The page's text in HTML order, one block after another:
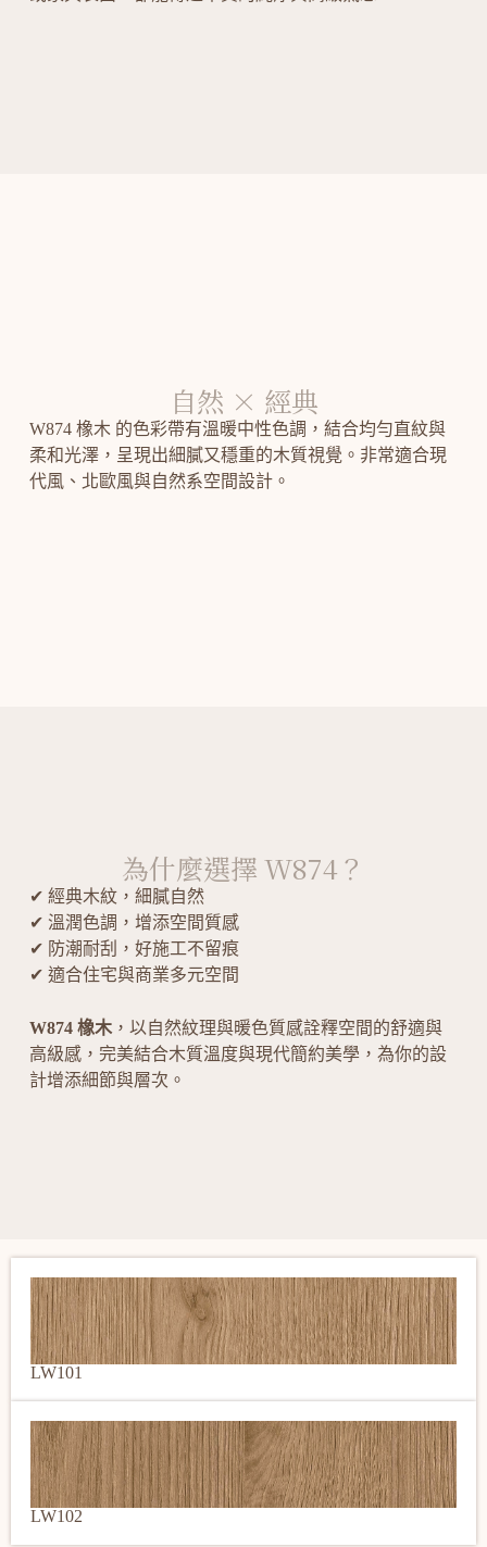
自然 × 經典
W874 橡木 的色彩帶有溫暖中性色調，結合均勻直紋與
柔和光澤，呈現出細膩又穩重的木質視覺。非常適合現
代風、北歐風與自然系空間設計。
為什麼選擇 W874？
✔ 經典木紋，細膩自然
✔ 溫潤色調，增添空間質感
✔ 防潮耐刮，好施工不留痕
✔ 適合住宅與商業多元空間
W874 橡木，以自然紋理與暖色質感詮釋空間的舒適與
高級感，完美結合木質溫度與現代簡約美學，為你的設
計增添細節與層次。
LW101
LW102